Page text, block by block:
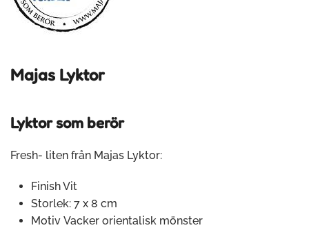
Majas Lyktor
Lyktor som berör
Fresh- liten från Majas Lyktor:
Finish Vit
Storlek: 7 x 8 cm
Motiv Vacker orientalisk mönster